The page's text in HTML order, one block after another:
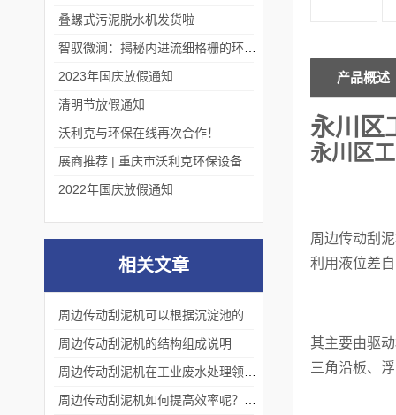
产品概述
永川区
永川区
周边传动刮
利用液位差
其主要由驱
三角沿板、
叠螺式污泥脱水机发货啦
2023年国庆放假通知
清明节放假通知
沃利克与环保在线再次合作！
2022年国庆放假通知
相关文章
周边传动刮泥机的结构组成说明